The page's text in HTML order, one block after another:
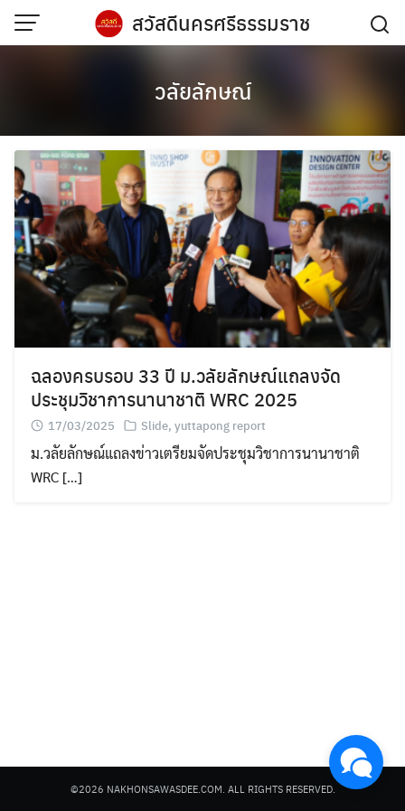
Skip
สวัสดีนครศรีธรรมราช
วลัยลักษณ์
ฉลองครบรอบ 33 ปี ม.วลัยลักษณ์แถลงจัด
ประชุมวิชาการนานาชาติ WRC 2025
17/03/2025 Slide, yuttapong report
ม.วลัยลักษณ์แถลงข่าวเตรียมจัดประชุมวิชาการนานาชาติ
WRC […]
©2026 NAKHONSAWASDEE.COM. ALL RIGHTS RESERVED.